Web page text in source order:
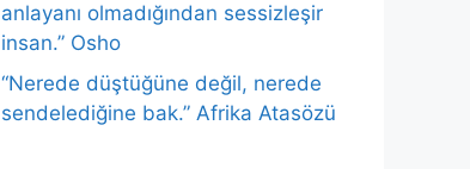
anlayanı olmadığından sessizleşir
insan.” Osho
“Nerede düştüğüne değil, nerede
sendelediğine bak.” Afrika Atasözü